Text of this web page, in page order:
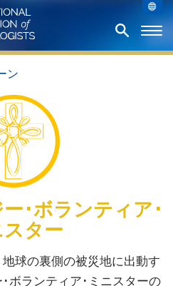
ン
･ボランティア･
スター
球の裏側の被災地に出動す
ボランティア･ミニスターの